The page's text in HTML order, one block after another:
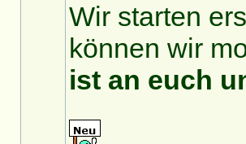
Wir starten
können wir
ist an euch